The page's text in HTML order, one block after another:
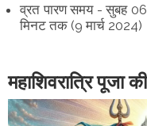
व्रत पारण समय - सुबह
मिनट तक (9 मार्च 2024)
महाशिवरात्रि पूजा